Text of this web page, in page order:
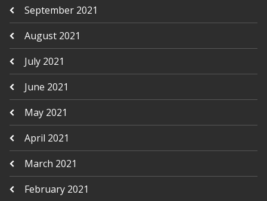
September 2021
August 2021
July 2021
June 2021
May 2021
April 2021
March 2021
February 2021